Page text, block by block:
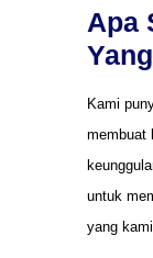
Apa
Kami
membuat
untuk
yang